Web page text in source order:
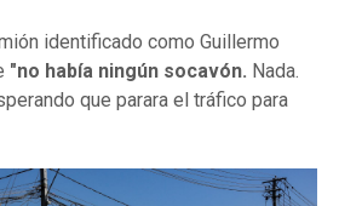
identificado como Guillermo
"no había ningún socavón. Nada.
que parara el tráfico para